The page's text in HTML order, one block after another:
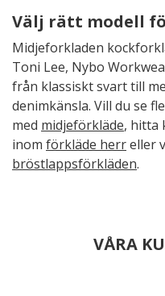
Välj rätt modell
Midjeforkladen
Toni Lee, Nybo
från klassiskt svart till
denimkänsla. Vill du se
med midjeförkläde, hitta
inom förkläde herreller
bröstlappsförkläden.
VÅRA